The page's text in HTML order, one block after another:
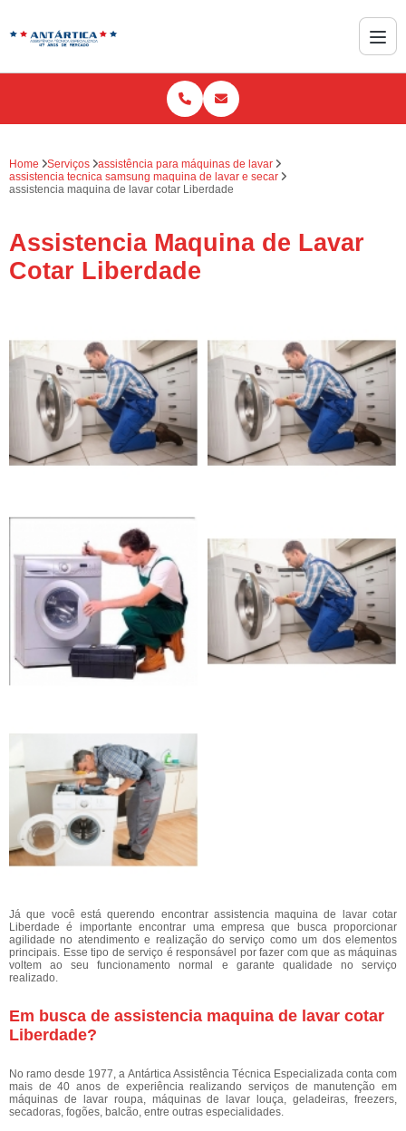
Home Serviços
assistência para máquinas de lavar
assistencia tecnica samsung maquina de lavar e secar
assistencia maquina de lavar cotar Liberdade
Assistencia Maquina de Lavar
Cotar Liberdade
Já que você está querendo encontrar assistencia maquina de lavar cotar
Liberdade é importante encontrar uma empresa que busca proporcionar
agilidade no atendimento e realização do serviço como um dos elementos
principais. Esse tipo de serviço é responsável por fazer com que as máquinas
voltem ao seu funcionamento normal e garante qualidade no serviço
realizado.
Em busca de assistencia maquina de lavar cotar
Liberdade?
No ramo desde 1977, a Antártica Assistência Técnica Especializada conta com
mais de 40 anos de experiência realizando serviços de manutenção em
máquinas de lavar roupa, máquinas de lavar louça, geladeiras, freezers,
secadoras, fogões, balcão, entre outras especialidades.